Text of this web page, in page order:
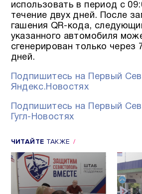
использовать в период с
течение двух дней. После
гашения QR-кода,
указанного автомобиля
сгенерирован только через
дней.
Подпишитесь на Первый
Яндекс.Новостях
Подпишитесь на Первый
Гугл-Новостях
ЧИТАЙТЕ ТАКЖЕ